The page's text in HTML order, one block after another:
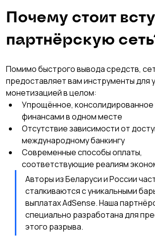
Почему стоит
партнёрскую
Помимо быстрого вывода средств,
предоставляет вам инструменты для
монетизацией в целом:
Упрощённое, консолидированное
финансами в одном месте
Отсутствие зависимости от
международному банкингу
Современные способы оплаты,
соответствующие реалиям
Авторы из Беларуси и России
сталкиваются с уникальными
выплатах AdSense. Наша
специально разработана для
этого разрыва.